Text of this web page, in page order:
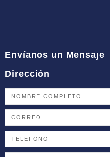
Envíanos un Mensaje
Dirección